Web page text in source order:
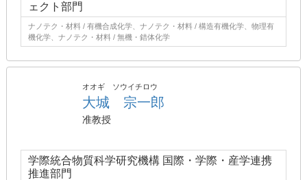
ェクト部門
ナノテク・材料 / 有機合成化学、ナノテク・材料 / 構造有機化学、物理有
機化学、ナノテク・材料 / 無機・錯体化学
オオギ ソウイチロウ
大城 宗一郎
准教授
学際統合物質科学研究機構 国際・学際・産学連携
推進部門